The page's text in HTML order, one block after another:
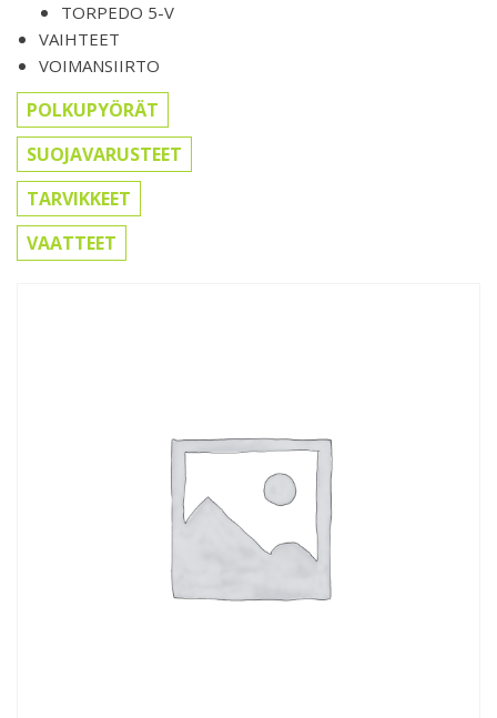
TORPEDO 5-V
VAIHTEET
VOIMANSIIRTO
POLKUPYÖRÄT
SUOJAVARUSTEET
TARVIKKEET
VAATTEET